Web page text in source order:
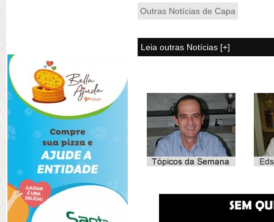
Outras Notícias de Capa
Leia outras Notícias [+]